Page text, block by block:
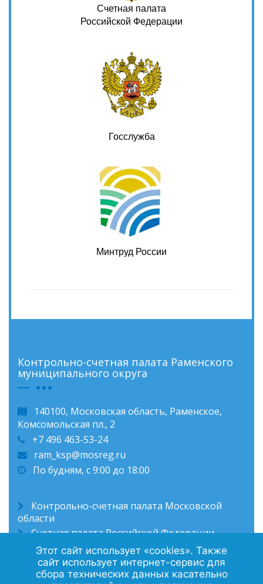
Счетная палата
Российской Федерации
Госслужба
Минтруд России
Контрольно-счетная палата Раменского
муниципального округа
140100, Московская область, Раменское,
Комсомольская пл., 2
+7 496 463-53-24
ram_ksp@mosreg.ru
По будням, с 9:00 до 18:00
Контрольно-счетная палата Московской
области
Счетная палата Российской Федерации
Администрация Раменского муниципального
округа
Этот сайт использует «cookies». Также
сайт использует интернет-сервис для
сбора технических данных касательно